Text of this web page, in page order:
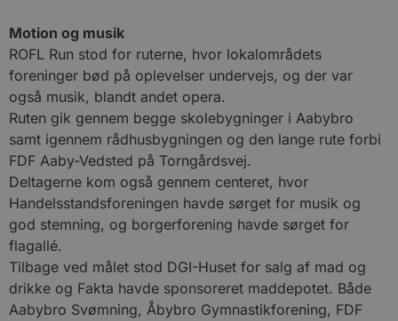
Motion og musik
ROFL Run stod for ruterne, hvor lokalområdets
foreninger bød på oplevelser undervejs, og der var
også musik, blandt andet opera.
Ruten gik gennem begge skolebygninger i Aabybro
samt igennem rådhusbygningen og den lange rute forbi
FDF Aaby-Vedsted på Torngårdsvej.
Deltagerne kom også gennem centeret, hvor
Handelsstandsforeningen havde sørget for musik og
god stemning, og borgerforening havde sørget for
flagallé.
Tilbage ved målet stod DGI-Huset for salg af mad og
drikke og Fakta havde sponsoreret maddepotet. Både
Aabybro Svømning, Åbybro Gymnastikforening, FDF